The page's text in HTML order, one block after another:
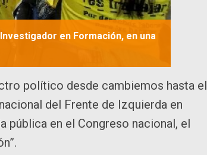
en Formación, en una
político desde cambiemos hasta el
del Frente de Izquierda en
pública en el Congreso nacional, el